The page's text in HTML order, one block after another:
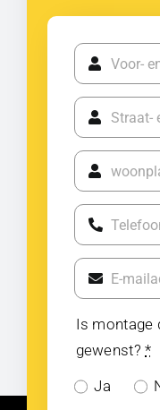
Is montage
gewenst? *
Ja